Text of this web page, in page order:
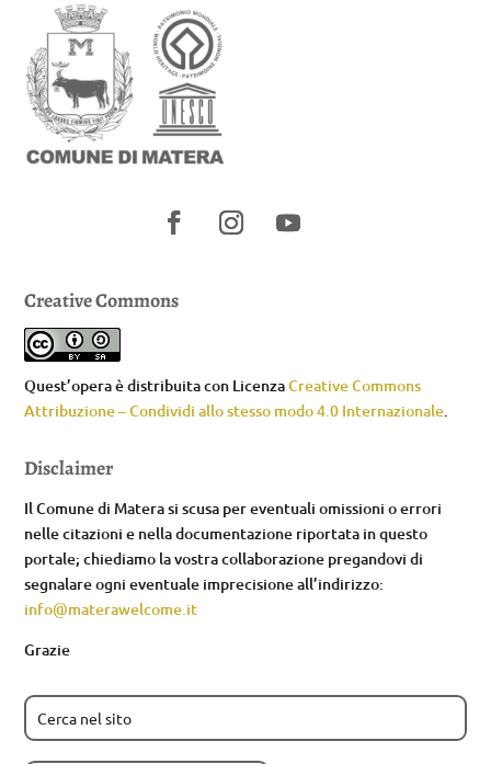
Creative Commons
Quest’opera è distribuita con LicenzaCreative Commons
Attribuzione – Condividi allo stesso modo 4.0 Internazionale.
Disclaimer
Il Comune di Matera si scusa per eventuali omissioni o errori
nelle citazioni e nella documentazione riportata in questo
portale; chiediamo la vostra collaborazione pregandovi di
segnalare ogni eventuale imprecisione all’indirizzo:
info@materawelcome.it
Grazie